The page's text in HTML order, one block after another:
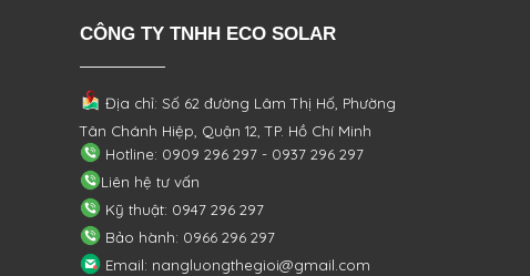
CÔNG TY TNHH ECO SOLAR
Địa chỉ: Số 62 đường Lâm Thị Hố, Phường
Tân Chánh Hiệp, Quận 12, TP. Hồ Chí Minh
Hotline: 0909 296 297 - 0937 296 297
Liên hệ tư vấn
Kỹ thuật: 0947 296 297
Bảo hành: 0966 296 297
Email: nangluongthegioi@gmail.com